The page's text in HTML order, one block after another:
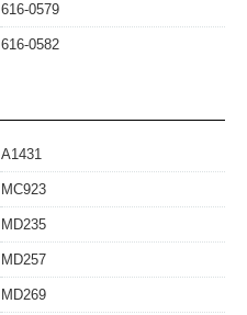
616-0579
616-0582
A1431
MC923
MD235
MD257
MD269